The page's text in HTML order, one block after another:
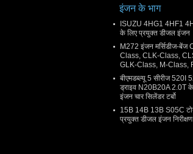
इंजन के भाग
ISUZU 4HG1 4HF1
के लिए प्रयुक्त डीजल इंजन
M272 इंजन मर्सिडीज-
Class, CLK-Class,
GLK-Class, M-Class,
बीएमडब्ल्यू 5 सीरीज
ड्राइव N20B20A 2.0T
इंजन चार सिलेंडर टर्बो
15B 14B 13B S05C
प्रयुक्त डीजल इंजन